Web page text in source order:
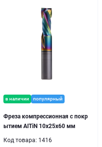
в наличии популярный
Фреза компрессионная с покр
ытием AlTiN 10х25х60 мм
Код товара: 1416